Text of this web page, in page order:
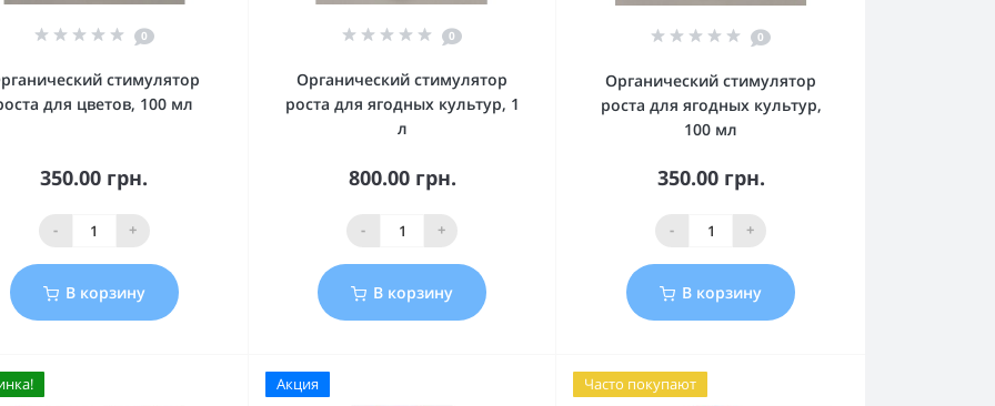
0
стимулятор
для цветов, 100 мл
350.00 грн.
- +
В корзину
0
Органический стимулятор
роста для ягодных культур, 1
л
800.00 грн.
- +
В корзину
0
Органический стимулятор
роста для ягодных культур,
100 мл
350.00 грн.
- +
В корзину
Акция Часто покупают